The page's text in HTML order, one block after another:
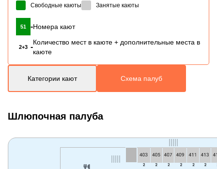
Свободные каюты Занятые каюты
51 -Номера кают
2+3 -
Количество мест в каюте + дополнительные места в
каюте
Категории кают Схема палуб
Шлюпочная палуба